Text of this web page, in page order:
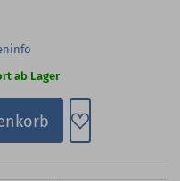
ab Lager
Zum